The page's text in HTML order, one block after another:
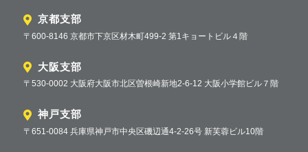
京都支部
〒600-8146 京都市下京区材木町499-2 第1キョートビル４階
大阪支部
〒530-0002 大阪府大阪市北区曽根崎新地2-6-12 大阪小学館ビル７階
神戸支部
〒651-0084 兵庫県神戸市中央区磯辺通4-2-26号 新芙蓉ビル10階